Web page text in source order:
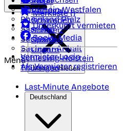
Nordrhein-Westfalen
Rheinland Pfalz
Saarland
Sachsen
Sachsen-Anhalt
Schleswig-Holstein
Thüringen
Portugal
Schweden
Schweiz
Spanien
Ungarn
Merkliste ()
Unterkunft vermieten
Social Media
Vermieter-Login
Als Vermieter registrieren
Menü
Menü schließen
Last-Minute Angebote
Deutschland